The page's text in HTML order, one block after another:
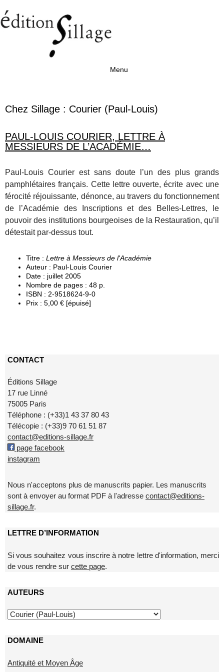
Menu
Chez Sillage : Courier (Paul-Louis)
PAUL-LOUIS COURIER, LETTRE À
MESSIEURS DE L’ACADÉMIE…
Paul-Louis Courier est sans doute l’un des plus grands
pamphlétaires français. Cette lettre ouverte, écrite avec une
férocité réjouissante, dénonce, au travers du fonctionnement
de l’Académie des Inscriptions et des Belles-Lettres, le
pouvoir des institutions bourgeoises de la Restauration, qu’il
détestait par-dessus tout.
Titre : Lettre à Messieurs de l'Académie
Auteur : Paul-Louis Courier
Date : juillet 2005
Nombre de pages : 48 p.
ISBN : 2-9518624-9-0
Prix : 5,00 € [épuisé]
CONTACT
Éditions Sillage
17 rue Linné
75005 Paris
Téléphone : (+33)1 43 37 80 43
Télécopie : (+33)9 70 61 51 87
contact@editions-sillage.fr
page facebook
instagram
Nous n'acceptons plus de manuscrits papier. Les manuscrits
sont à envoyer au format PDF à l'adresse contact@editions-
sillage.fr.
LETTRE D’INFORMATION
Si vous souhaitez vous inscrire à notre lettre d'information, merci
de vous rendre sur cette page.
AUTEURS
DOMAINE
Antiquité et Moyen Âge